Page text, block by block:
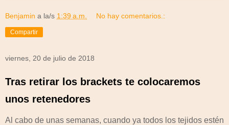
Benjamin a la/s 1:39 a.m. No hay comentarios.:
Compartir
viernes, 20 de julio de 2018
Tras retirar los brackets te colocaremos
unos retenedores
Al cabo de unas semanas, cuando ya todos los tejidos estén